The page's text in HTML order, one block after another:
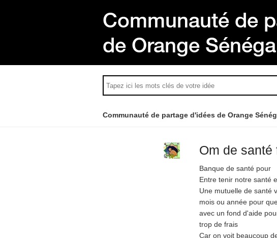
Communauté de
de Orange
Communauté de partage d'idées de Orange
Om de santé
Banque de santé pour
Entre tenir notre santé
Une mutuelle de santé
mois ou année pour
avec un fond d'aide
trop de frais
Car on voit beaucoup